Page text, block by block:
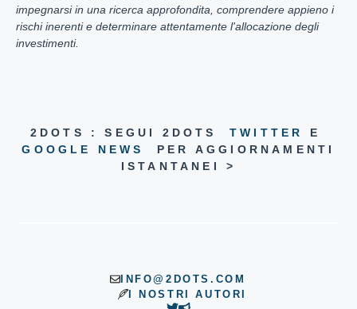
impegnarsi in una ricerca approfondita, comprendere appieno i
rischi inerenti e determinare attentamente l'allocazione degli
investimenti.
2DOTS : SEGUI 2DOTSTWITTER
E
GOOGLE NEWS
PER AGGIORNAMENTI
ISTANTANEI >
INFO@2DOTS.COM
I NOSTRI AUTORI